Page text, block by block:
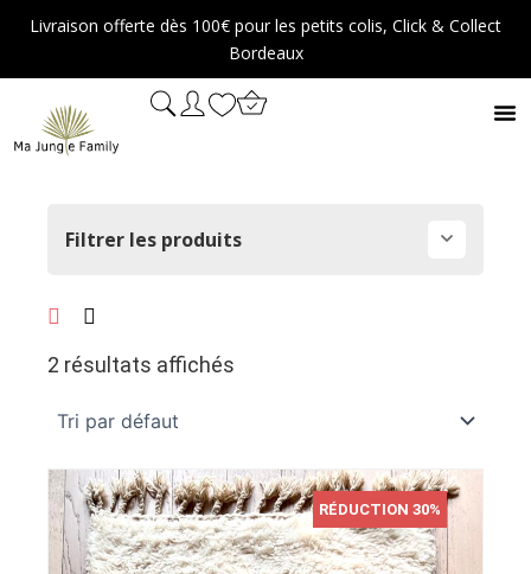
Aller
contenu
Livraison offerte dès 100€ pour les petits colis, Click & Collect
Bordeaux
Filtrer les produits
2 résultats affichés
RÉDUCTION 30%